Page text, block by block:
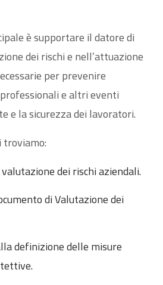
è supportare il datore di
dei rischi e nell’attuazione
per prevenire
e altri eventi
e la sicurezza dei lavoratori.
troviamo:
dei rischi aziendali.
di Valutazione dei
definizione delle misure